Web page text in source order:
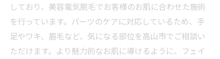
しており、美容電気脱毛でお客様のお肌に合わせた施術
を行っています。パーツのケアに対応しているため、手
足やワキ、眉毛など、気になる部位を高山市でご相談い
ただけます。より魅力的なお肌に導けるように、フェイ